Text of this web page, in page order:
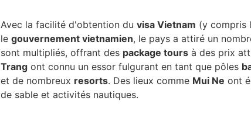
Avec la facilité d'obtention du visa Vietnam (y compris
le gouvernement vietnamien, le pays a attiré un
sont multipliés, offrant des package tours à des prix
Trang ont connu un essor fulgurant en tant que pôles
et de nombreux resorts. Des lieux comme Mui Ne ont
de sable et activités nautiques.